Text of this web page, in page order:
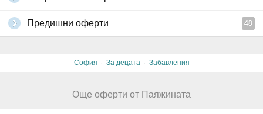
Предишни оферти 48
София · За децата · Забавления
Още оферти от Паяжината